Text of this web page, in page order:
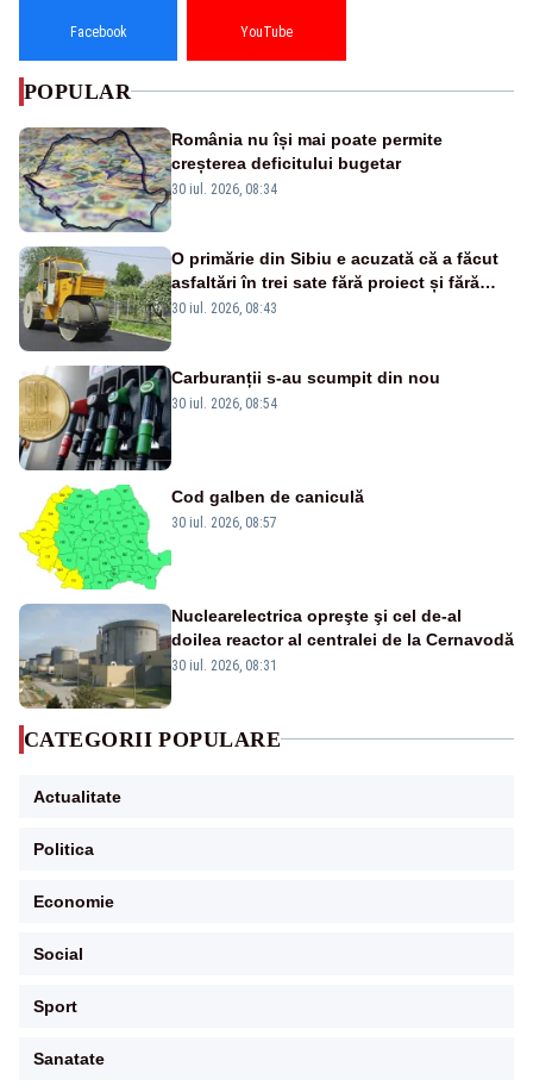
Facebook YouTube
POPULAR
România nu își mai poate permite
creșterea deficitului bugetar
30 iul. 2026, 08:34
O primărie din Sibiu e acuzată că a făcut
asfaltări în trei sate fără proiect și fără
licitația lucrărilor
30 iul. 2026, 08:43
Carburanții s-au scumpit din nou
30 iul. 2026, 08:54
Cod galben de caniculă
30 iul. 2026, 08:57
Nuclearelectrica opreşte şi cel de-al
doilea reactor al centralei de la Cernavodă
30 iul. 2026, 08:31
CATEGORII POPULARE
Actualitate
Politica
Economie
Social
Sport
Sanatate